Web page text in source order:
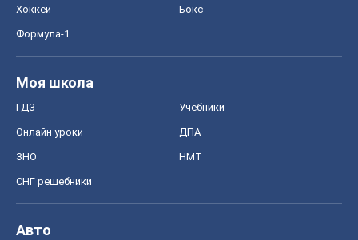
Хоккей Бокс
Формула-1
Моя школа
ГДЗ Учебники
Онлайн уроки ДПА
ЗНО НМТ
СНГ решебники
Авто